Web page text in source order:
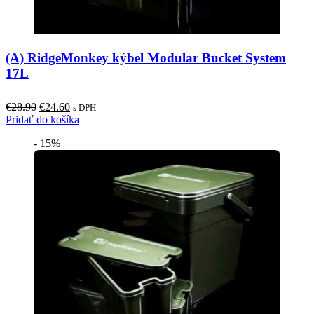
(A) RidgeMonkey kýbel Modular Bucket System
17L
€28.90 Original
price
€28.90.
€24.60Current
price
s DPH
Pridať do košíka
- 15%